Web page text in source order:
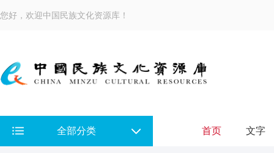
您好，欢迎中国民族文化资源库！
全部分类 首页 文字